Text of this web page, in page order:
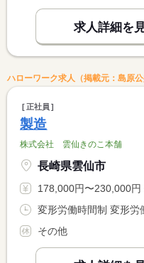
求人詳細を
ハローワーク求人（掲載元：島原公
正社員
製造
株式会社 雲仙きのこ本舗
長崎県雲仙市
178,000円〜230,000円 ※フルタイム求人の場合は
その他